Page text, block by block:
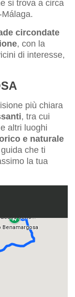
si trova a circa
circondate
, con la
di interesse,
più chiara
, tra cui
altri luoghi
e naturale
che ti
la tua